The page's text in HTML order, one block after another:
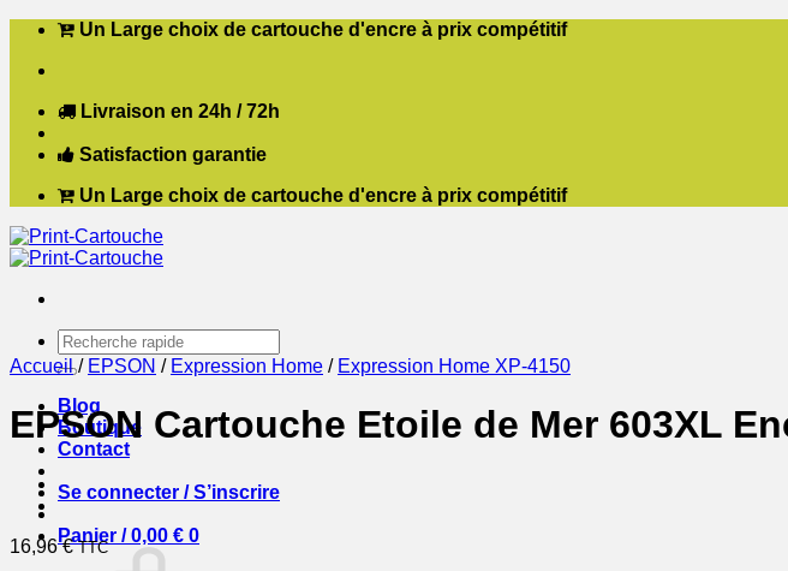
Passer
contenu
Un Large choix de cartouche d'encre à prix compétitif
Livraison en 24h / 72h
Satisfaction garantie
Un Large choix de cartouche d'encre à prix compétitif
Recherche
pour :
Blog
Boutique
Contact
Se connecter / S’inscrire
Panier /0,00 € 0
Accueil / EPSON / Expression Home / Expression Home XP-4150
EPSON Cartouche Etoile de Mer 603XL
16,96€ TTC